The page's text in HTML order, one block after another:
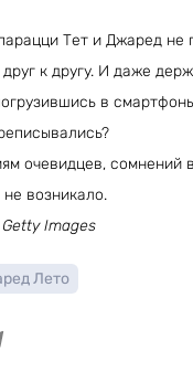
Тет и Джаред не
к другу. И даже
в
очевидцев, сомнений
возникало.
Images
Лето